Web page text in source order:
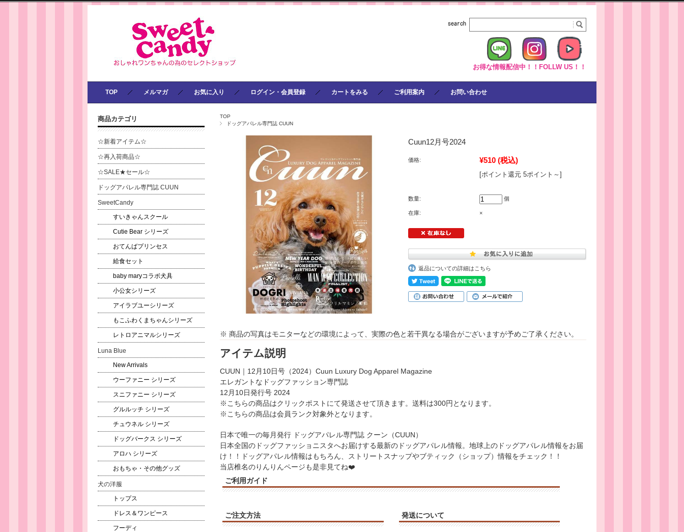
お得な情報配信中！！FOLLW US！！
TOP メルマガ お気に入り ログイン・会員登録 カートをみる ご利用案内 お問い合わせ
TOP
ドッグアパレル専門誌 CUUN
Cuun12月号2024
価格: ¥510 (税込)
[ポイント還元 5ポイント～]
数量: 個
在庫: ×
返品についての詳細はこちら
※ 商品の写真はモニターなどの環境によって、実際の色と若干異なる場合がございますが予めご了承ください。
アイテム説明
CUUN｜12月10日号（2024）Cuun Luxury Dog Apparel Magazine
エレガントなドッグファッション専門誌
12月10日発行号 2024
※こちらの商品はクリックポストにて発送させて頂きます。送料は300円となります。
※こちらの商品は会員ランク対象外となります。
日本で唯一の毎月発行 ドッグアパレル専門誌 クーン（CUUN）
日本全国のドッグファッショニスタへお届けする最新のドッグアパレル情報。地球上のドッグアパレル情報をお届
け！！ドッグアパレル情報はもちろん、ストリートスナップやブティック（ショップ）情報をチェック！！
当店椎名のりんりんページも是非見てね❤️
ご利用ガイド
ご注文方法 発送について
商品カテゴリ
☆新着アイテム☆
☆再入荷商品☆
☆SALE★セール☆
ドッグアパレル専門誌 CUUN
SweetCandy
すいきゃんスクール
Cutie Bear シリーズ
おてんばプリンセス
給食セット
baby maryコラボ犬具
小公女シリーズ
アイラブユーシリーズ
もこふわくまちゃんシリーズ
レトロアニマルシリーズ
Luna Blue
New Arrivals
ウーファニー シリーズ
スニファニー シリーズ
グルルッチ シリーズ
チュウネル シリーズ
ドッグバークス シリーズ
アロハ シリーズ
おもちゃ・その他グッズ
犬の洋服
トップス
ドレス＆ワンピース
フーディ